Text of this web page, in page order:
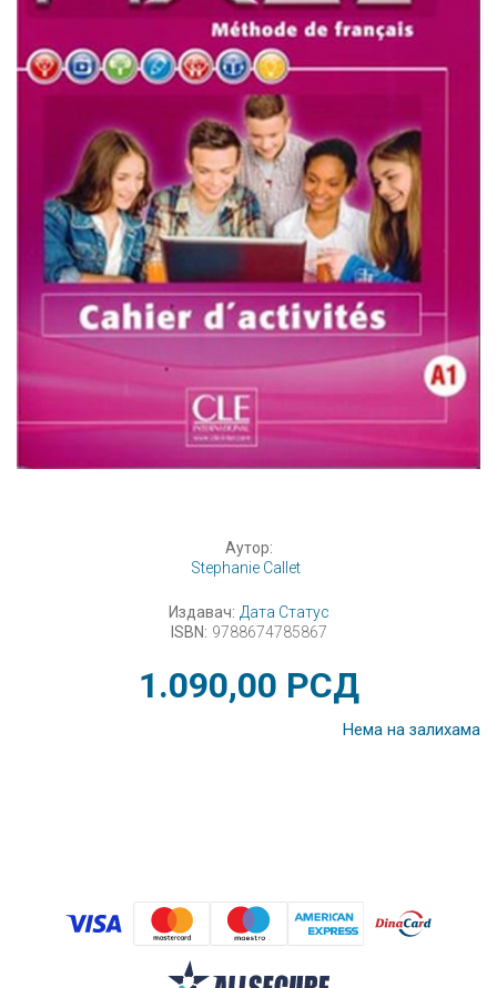
Аутор:
Stephanie Callet
Издавач: Дата Статус
ISBN: 9788674785867
1.090,00 РСД
Нема на залихама